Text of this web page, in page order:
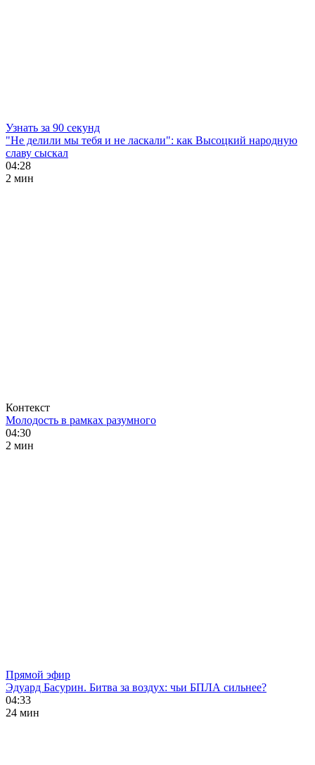
Узнать за 90 секунд
"Не делили мы тебя и не ласкали": как Высоцкий народную
славу сыскал
04:28
2 мин
Контекст
Молодость в рамках разумного
04:30
2 мин
Прямой эфир
Эдуард Басурин. Битва за воздух: чьи БПЛА сильнее?
04:33
24 мин